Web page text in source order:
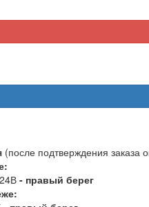
(после подтверждения заказа
- правый берег